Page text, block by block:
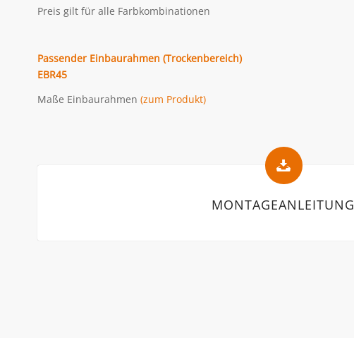
Preis gilt für alle Farbkombinationen
Passender Einbaurahmen (Trockenbereich)
EBR45
Maße Einbaurahmen(zum Produkt)
MONTAGEANLEITUNG